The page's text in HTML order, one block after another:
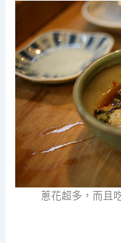
蔥花超多，而且